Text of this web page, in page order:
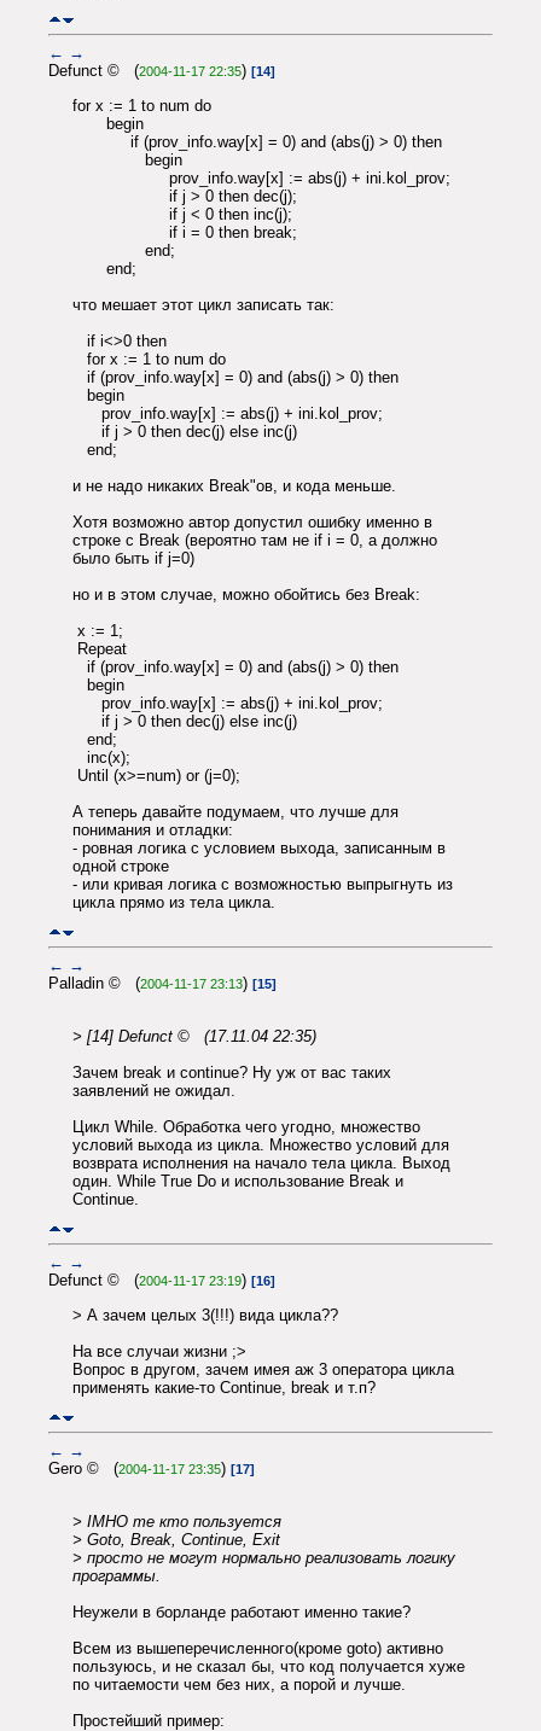
← →
Defunct © (2004-11-17 22:35) [14]
for x := 1 to num do
begin
if (prov_info.way[x] = 0) and (abs(j) > 0) then
begin
prov_info.way[x] := abs(j) + ini.kol_prov;
if j > 0 then dec(j);
if j < 0 then inc(j);
if i = 0 then break;
end;
end;
что мешает этот цикл записать так:
if i<>0 then
for x := 1 to num do
if (prov_info.way[x] = 0) and (abs(j) > 0) then
begin
prov_info.way[x] := abs(j) + ini.kol_prov;
if j > 0 then dec(j) else inc(j)
end;
и не надо никаких Break"ов, и кода меньше.
Хотя возможно автор допустил ошибку именно в
строке с Break (вероятно там не if i = 0, а должно
было быть if j=0)
но и в этом случае, можно обойтись без Break:
x := 1;
Repeat
if (prov_info.way[x] = 0) and (abs(j) > 0) then
begin
prov_info.way[x] := abs(j) + ini.kol_prov;
if j > 0 then dec(j) else inc(j)
end;
inc(x);
Until (x>=num) or (j=0);
А теперь давайте подумаем, что лучше для
понимания и отладки:
- ровная логика с условием выхода, записанным в
одной строке
- или кривая логика с возможностью выпрыгнуть из
цикла прямо из тела цикла.
← →
Palladin © (2004-11-17 23:13) [15]
> [14] Defunct © (17.11.04 22:35)
Зачем break и continue? Ну уж от вас таких
заявлений не ожидал.
Цикл While. Обработка чего угодно, множество
условий выхода из цикла. Множество условий для
возврата исполнения на начало тела цикла. Выход
один. While True Do и использование Break и
Continue.
← →
Defunct © (2004-11-17 23:19) [16]
> А зачем целых 3(!!!) вида цикла??
На все случаи жизни ;>
Вопрос в другом, зачем имея аж 3 оператора цикла
применять какие-то Continue, break и т.п?
← →
Gero © (2004-11-17 23:35) [17]
> IMHO те кто пользуется
> Goto, Break, Continue, Exit
> просто не могут нормально реализовать логику
программы.
Неужели в борланде работают именно такие?
Всем из вышеперечисленного(кроме goto) активно
пользуюсь, и не сказал бы, что код получается хуже
по читаемости чем без них, а порой и лучше.
Простейший пример: